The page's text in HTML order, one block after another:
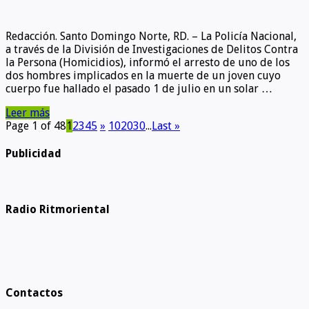
Redacción. Santo Domingo Norte, RD. – La Policía Nacional,
a través de la División de Investigaciones de Delitos Contra
la Persona (Homicidios), informó el arresto de uno de los
dos hombres implicados en la muerte de un joven cuyo
cuerpo fue hallado el pasado 1 de julio en un solar …
Leer más
Page 1 of 4812345 » 102030...Last »
Publicidad
Radio Ritmoriental
Contactos